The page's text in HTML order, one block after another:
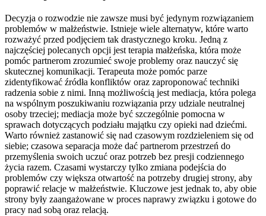
Decyzja o rozwodzie nie zawsze musi być jedynym rozwiązaniem
problemów w małżeństwie. Istnieje wiele alternatyw, które warto
rozważyć przed podjęciem tak drastycznego kroku. Jedną z
najczęściej polecanych opcji jest terapia małżeńska, która może
pomóc partnerom zrozumieć swoje problemy oraz nauczyć się
skutecznej komunikacji. Terapeuta może pomóc parze
zidentyfikować źródła konfliktów oraz zaproponować techniki
radzenia sobie z nimi. Inną możliwością jest mediacja, która polega
na wspólnym poszukiwaniu rozwiązania przy udziale neutralnej
osoby trzeciej; mediacja może być szczególnie pomocna w
sprawach dotyczących podziału majątku czy opieki nad dziećmi.
Warto również zastanowić się nad czasowym rozdzieleniem się od
siebie; czasowa separacja może dać partnerom przestrzeń do
przemyślenia swoich uczuć oraz potrzeb bez presji codziennego
życia razem. Czasami wystarczy tylko zmiana podejścia do
problemów czy większa otwartość na potrzeby drugiej strony, aby
poprawić relacje w małżeństwie. Kluczowe jest jednak to, aby obie
strony były zaangażowane w proces naprawy związku i gotowe do
pracy nad sobą oraz relacją.